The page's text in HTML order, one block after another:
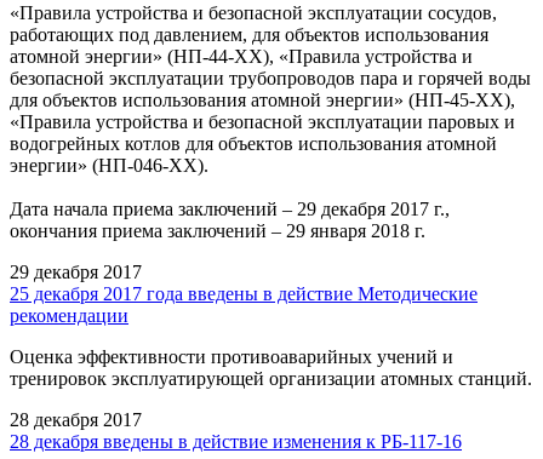
«Правила устройства и безопасной эксплуатации сосудов,
работающих под давлением, для объектов использования
атомной энергии» (НП-44-ХХ), «Правила устройства и
безопасной эксплуатации трубопроводов пара и горячей воды
для объектов использования атомной энергии» (НП-45-ХХ),
«Правила устройства и безопасной эксплуатации паровых и
водогрейных котлов для объектов использования атомной
энергии» (НП-046-ХХ).
Дата начала приема заключений – 29 декабря 2017 г.,
окончания приема заключений – 29 января 2018 г.
29 декабря 2017
25 декабря 2017 года введены в действие Методические
рекомендации
Оценка эффективности противоаварийных учений и
тренировок эксплуатирующей организации атомных станций.
28 декабря 2017
28 декабря введены в действие изменения к РБ-117-16